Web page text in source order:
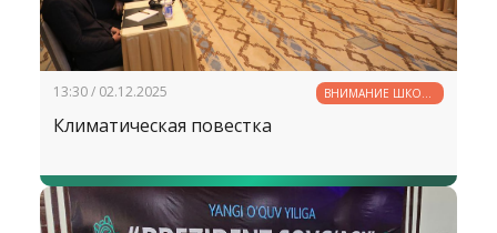
13:30 / 02.12.2025
ВНИМАНИЕ ШКОЛЕ
— ВНИМАНИЕ
Климатическая повестка